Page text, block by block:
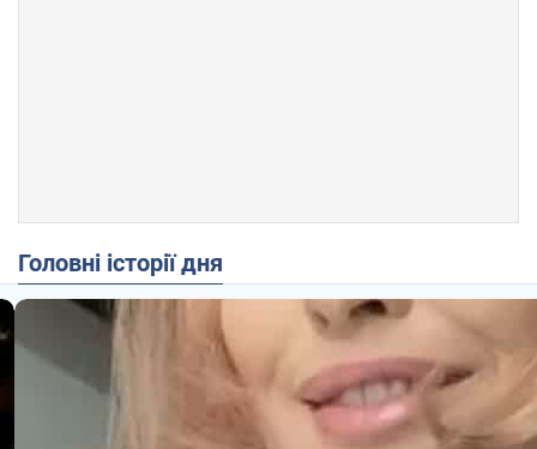
Головні історії дня